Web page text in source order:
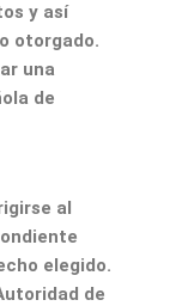
y así
otorgado.
una
de
al
elegido.
de